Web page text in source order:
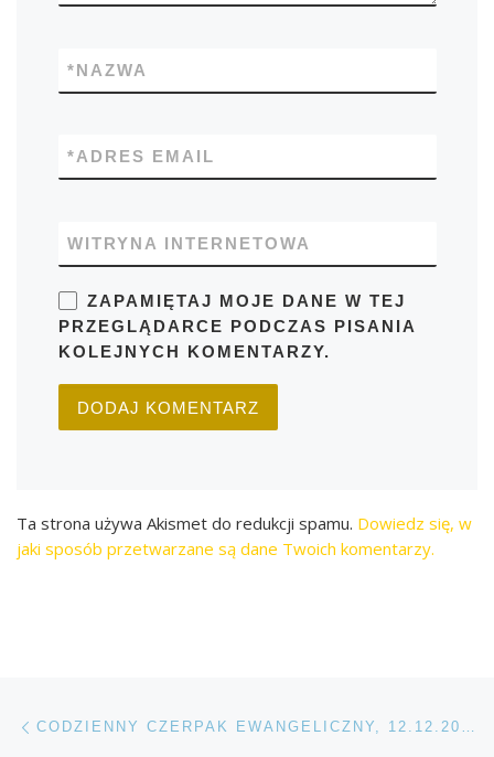
NAZWA
*
ADRES EMAIL
*
WITRYNA INTERNETOWA
ZAPAMIĘTAJ MOJE DANE W TEJ
PRZEGLĄDARCE PODCZAS PISANIA
KOLEJNYCH KOMENTARZY.
Ta strona używa Akismet do redukcji spamu. Dowiedz się, w
jaki sposób przetwarzane są dane Twoich komentarzy.
Przeglądanie Wpisów CODZIENNY CZERPAK EWANGELICZNY, 12.12.2019 R.